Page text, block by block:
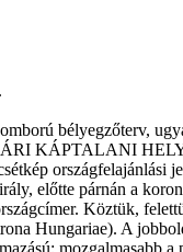
bélyegzőterv,
KÁPTALANI
országfelajánlási
előtte párnán a
Köztük,
Hungariae). A
mozgalmasabb a